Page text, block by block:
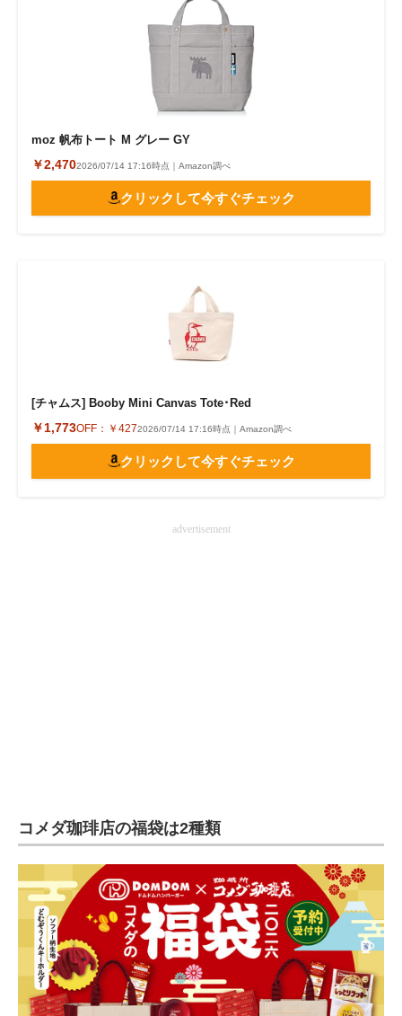
moz 帆布トート M グレー GY
￥2,4702026/07/14 17:16時点｜Amazon調べ
クリックして今すぐチェック
[チャムス] Booby Mini Canvas Tote･Red
￥1,773OFF： ￥4272026/07/14 17:16時点｜Amazon調べ
クリックして今すぐチェック
advertisement
コメダ珈琲店の福袋は2種類